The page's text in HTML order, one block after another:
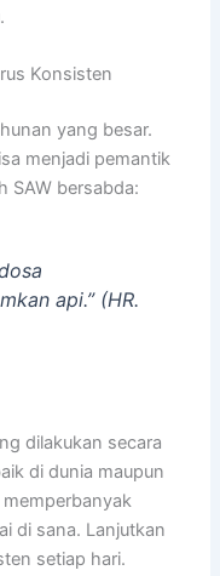
Konsisten
yang besar.
menjadi pemantik
SAW bersabda:
api.” (HR.
dilakukan secara
di dunia maupun
di sana. Lanjutkan
setiap hari.